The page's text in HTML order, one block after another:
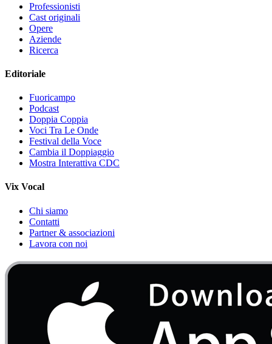
Professionisti
Cast originali
Opere
Aziende
Ricerca
Editoriale
Fuoricampo
Podcast
Doppia Coppia
Voci Tra Le Onde
Festival della Voce
Cambia il Doppiaggio
Mostra Interattiva CDC
Vix Vocal
Chi siamo
Contatti
Partner & associazioni
Lavora con noi